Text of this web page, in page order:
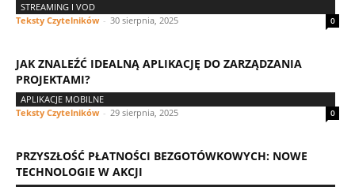
STREAMING I VOD
Teksty Czytelników - 30 sierpnia, 2025 0
JAK ZNALEŹĆ IDEALNĄ APLIKACJĘ DO ZARZĄDZANIA
PROJEKTAMI?
APLIKACJE MOBILNE
Teksty Czytelników - 29 sierpnia, 2025 0
PRZYSZŁOŚĆ PŁATNOŚCI BEZGOTÓWKOWYCH: NOWE
TECHNOLOGIE W AKCJI